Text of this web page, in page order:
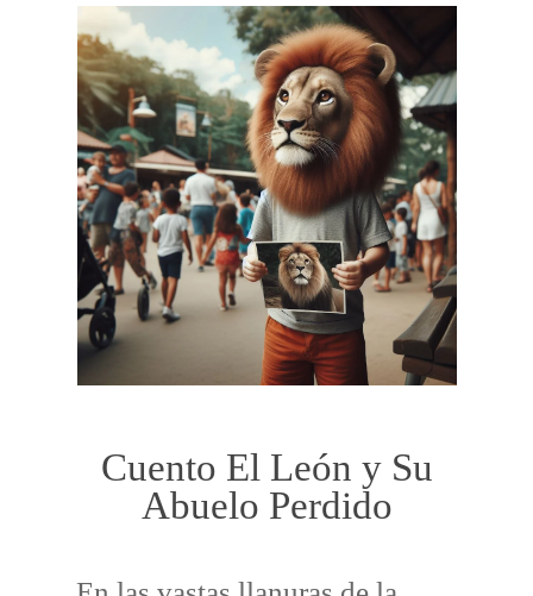
Cuento El León y Su
Abuelo Perdido